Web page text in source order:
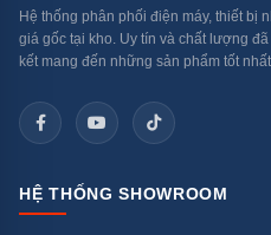
Hệ thống phân phối điện máy, thiết bị
giá gốc tại kho. Uy tín và chất lượng
kết mang đến những sản phẩm tốt
HỆ THỐNG SHOWROOM